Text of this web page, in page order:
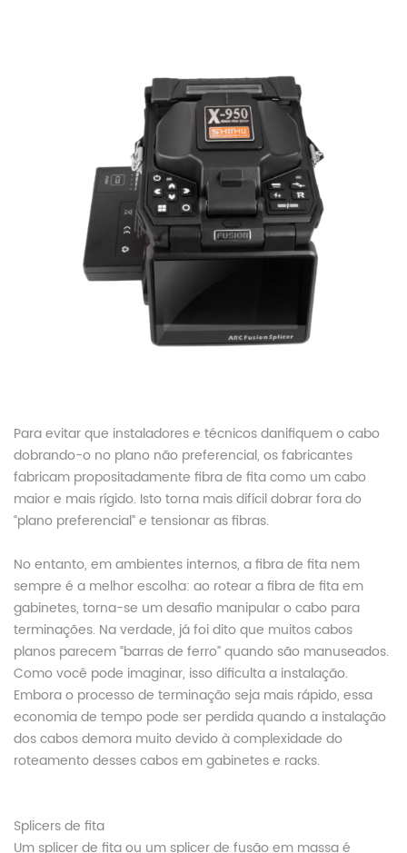
Para evitar que instaladores e técnicos danifiquem o cabo
dobrando-o no plano não preferencial, os fabricantes
fabricam propositadamente fibra de fita como um cabo
maior e mais rígido. Isto torna mais difícil dobrar fora do
“plano preferencial” e tensionar as fibras.
No entanto, em ambientes internos, a fibra de fita nem
sempre é a melhor escolha: ao rotear a fibra de fita em
gabinetes, torna-se um desafio manipular o cabo para
terminações. Na verdade, já foi dito que muitos cabos
planos parecem “barras de ferro” quando são manuseados.
Como você pode imaginar, isso dificulta a instalação.
Embora o processo de terminação seja mais rápido, essa
economia de tempo pode ser perdida quando a instalação
dos cabos demora muito devido à complexidade do
roteamento desses cabos em gabinetes e racks.
Splicers de fita
Um splicer de fita ou um splicer de fusão em massa é